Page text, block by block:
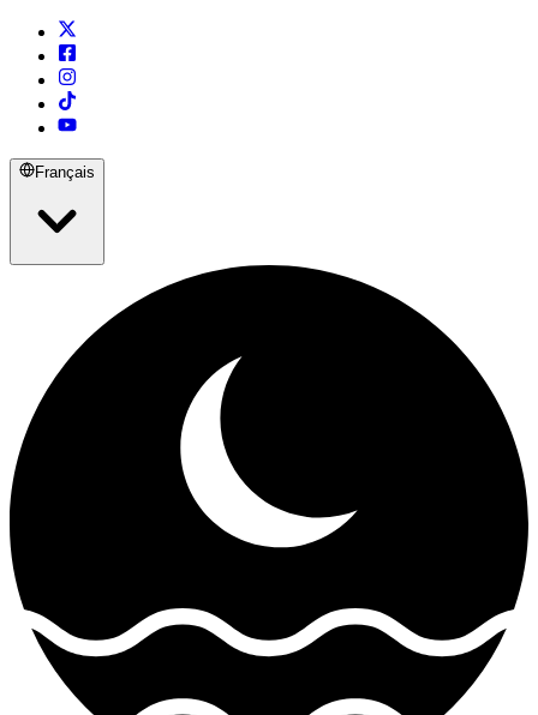
Français